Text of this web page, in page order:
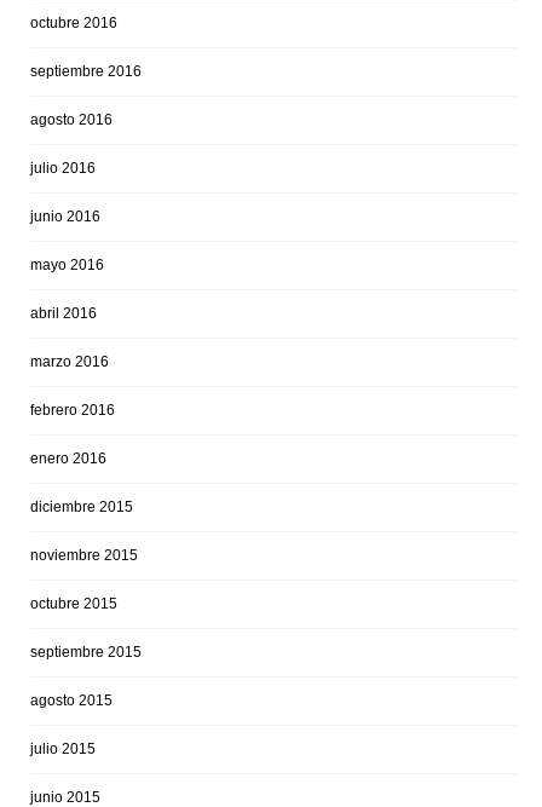
octubre 2016
septiembre 2016
agosto 2016
julio 2016
junio 2016
mayo 2016
abril 2016
marzo 2016
febrero 2016
enero 2016
diciembre 2015
noviembre 2015
octubre 2015
septiembre 2015
agosto 2015
julio 2015
junio 2015